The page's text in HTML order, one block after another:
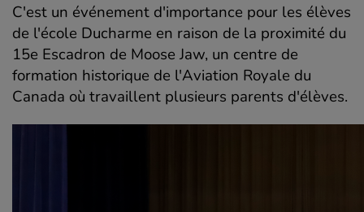
C'est un événement d'importance pour les élèves
de l'école Ducharme en raison de la proximité du
15e Escadron de Moose Jaw, un centre de
formation historique de l'Aviation Royale du
Canada où travaillent plusieurs parents d'élèves.